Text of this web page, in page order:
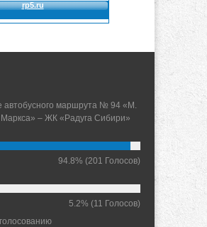
автобусного маршрута № 94 «М.
– ЖК «Радуга Сибири»
94.8% (201 Голосов)
5.2% (11 Голосов)